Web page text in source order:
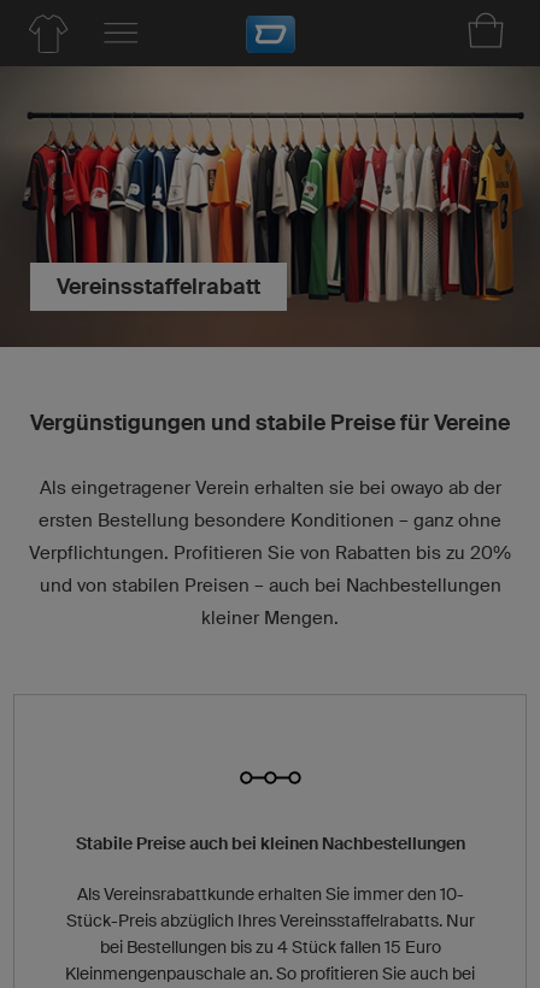
Vereinsstaffelrabatt
Vergünstigungen und stabile Preise für Vereine
Als eingetragener Verein erhalten sie bei owayo ab der
ersten Bestellung besondere Konditionen – ganz ohne
Verpflichtungen. Profitieren Sie von Rabatten bis zu 20%
und von stabilen Preisen – auch bei Nachbestellungen
kleiner Mengen.
Stabile Preise auch bei kleinen Nachbestellungen
Als Vereinsrabattkunde erhalten Sie immer den 10-
Stück-Preis abzüglich Ihres Vereinsstaffelrabatts. Nur
bei Bestellungen bis zu 4 Stück fallen 15 Euro
Kleinmengenpauschale an. So profitieren Sie auch bei